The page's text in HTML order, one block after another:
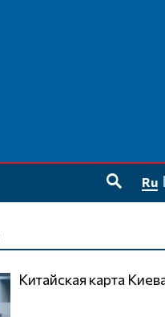
Ru
Китайская карта